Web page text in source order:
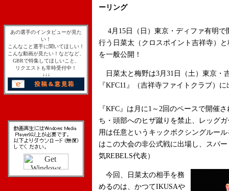
あの選手のインタビューが見た
い！
こんなこと選手に聞いてほしい！
こんな動画が見たい！などなど、
GBRで特集してほしいこと、
リクエストも常時受付中！
↓↓↓
ーリング
4月15日（日）東京・ディファ有明で
行う日菜太（クロスポイント吉祥寺）
を一般公開！
日菜太と梅野は3月31日（土）東京・
『KFC11』（吉祥寺ファイトクラブ）に
『KFC』は月に1～2回のペースで開催
ち・頭部へのヒザ蹴りを禁止、レッグ
用は任意というキックボクシングルー
はこの大会の非公式戦に出場し、スパ
気REBELS代表）
今回、日菜太の相手を務
めるのは、かつてIKUSAや